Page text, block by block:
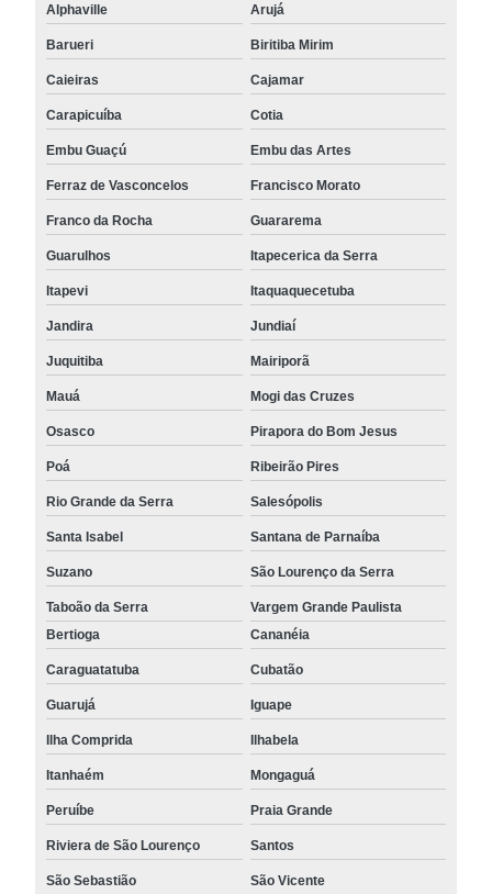
Alphaville
Arujá
Barueri Biritiba Mirim
Caieiras Cajamar
Carapicuíba Cotia
Embu Guaçú Embu das Artes
Ferraz de Vasconcelos Francisco Morato
Franco da Rocha Guararema
Guarulhos Itapecerica da Serra
Itapevi Itaquaquecetuba
Jandira Jundiaí
Juquitiba Mairiporã
Mauá Mogi das Cruzes
Osasco Pirapora do Bom Jesus
Poá Ribeirão Pires
Rio Grande da Serra Salesópolis
Santa Isabel Santana de Parnaíba
Suzano São Lourenço da Serra
Taboão da Serra
Vargem Grande Paulista
Bertioga
Cananéia
Caraguatatuba Cubatão
Guarujá Iguape
Ilha Comprida Ilhabela
Itanhaém Mongaguá
Peruíbe Praia Grande
Riviera de São Lourenço Santos
São Sebastião São Vicente